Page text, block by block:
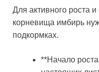
Для активного роста
корневища имбирь
подкормках.
**Начало